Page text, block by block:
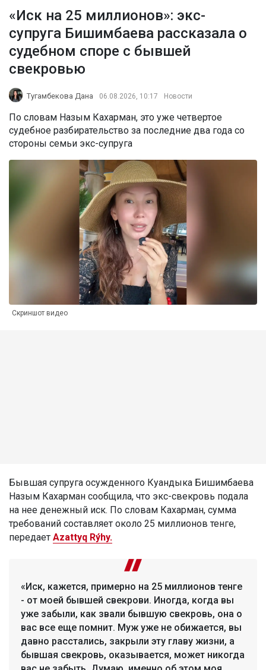
«Иск на 25 миллионов»: экс-
супруга Бишимбаева рассказала о
судебном споре с бывшей
свекровью
Тугамбекова Дана 06.08.2026, 10:17 Новости
По словам Назым Кахарман, это уже четвертое
судебное разбирательство за последние два года со
стороны семьи экс-супруга
Скриншот видео
Бывшая супруга осужденного Куандыка Бишимбаева
Назым Кахарман сообщила, что экс-свекровь подала
на нее денежный иск. По словам Кахарман, сумма
требований составляет около 25 миллионов тенге,
передает Azattyq Rýhy.
«Иск, кажется, примерно на 25 миллионов тенге
- от моей бывшей свекрови. Иногда, когда вы
уже забыли, как звали бывшую свекровь, она о
вас все еще помнит. Муж уже не обижается, вы
давно расстались, закрыли эту главу жизни, а
бывшая свекровь, оказывается, может никогда